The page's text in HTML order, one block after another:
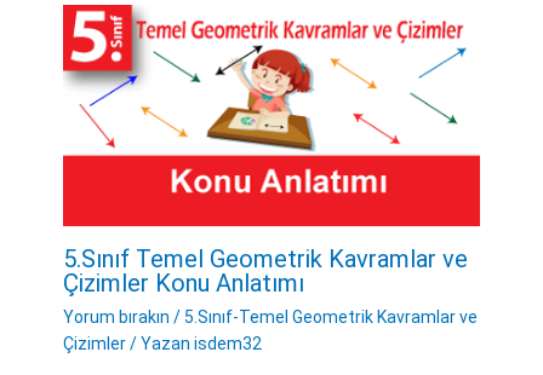
5.Sınıf Temel Geometrik Kavramlar ve
Çizimler Konu Anlatımı
Yorum bırakın /5.Sınıf-Temel Geometrik Kavramlar ve
Çizimler/ Yazan isdem32